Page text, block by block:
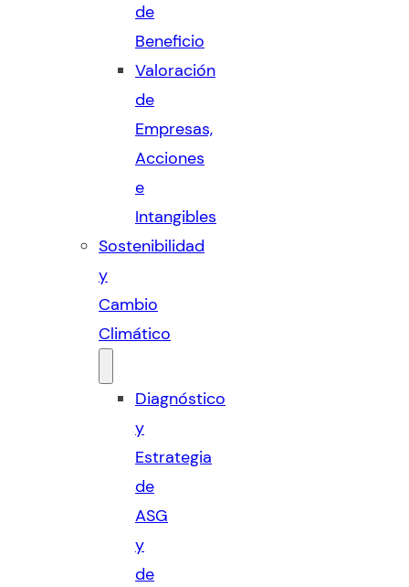
de
Beneficio
Valoración
de
Empresas,
Acciones
e
Intangibles
Sostenibilidad
y
Cambio
Climático
Diagnóstico
y
Estrategia
de
ASG
y
de